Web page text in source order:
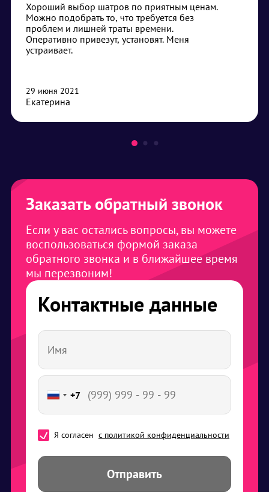
Хороший выбор шатров по приятным ценам.
Можно подобрать то, что требуется без
проблем и лишней траты времени.
Оперативно привезут, установят. Меня
устраивает.
29 июня 2021
Екатерина
Заказать обратный звонок
Если у вас остались вопросы, вы можете
воспользоваться формой заказа
обратного звонка и в ближайшее время
мы перезвоним!
Контактные данные
+7
Я согласен с политикой конфиденциальности
Отправить